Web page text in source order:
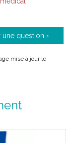
une question ›
mise à jour le